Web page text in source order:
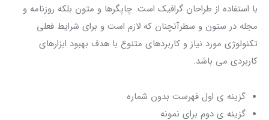
با استفاده از طراحان گرافیک است. چاپگرها و متون بلکه روزنامه و
مجله در ستون و سطرآنچنان که لازم است و برای شرایط فعلی
تکنولوژی مورد نیاز و کاربردهای متنوع با هدف بهبود ابزارهای
کاربردی می باشد.
گزینه ی اول فهرست بدون شماره
گزینه ی دوم برای نمونه